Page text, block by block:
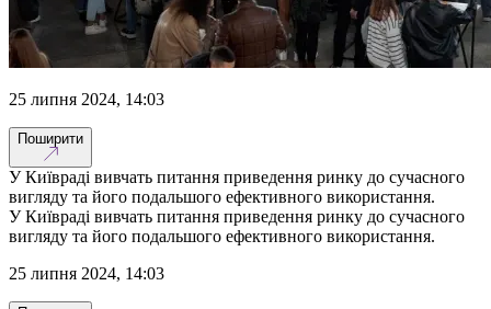
25 липня 2024, 14:03
Поширити
У Київраді вивчать питання приведення ринку до сучасного
вигляду та його подальшого ефективного використання.
У Київраді вивчать питання приведення ринку до сучасного
вигляду та його подальшого ефективного використання.
25 липня 2024, 14:03